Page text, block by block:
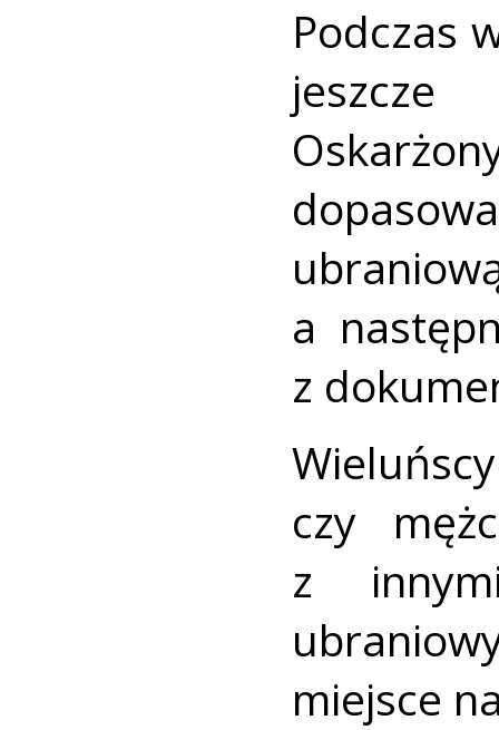
Podczas
a
z
czy
z
miejsce